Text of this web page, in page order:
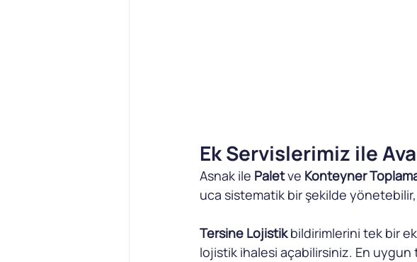
Ek Servislerimiz ile
Asnak ile Palet ve Konteyner
uca sistematik bir şekilde
Tersine Lojistik bildirimlerini tek bir
lojistik ihalesi açabilirsiniz. En